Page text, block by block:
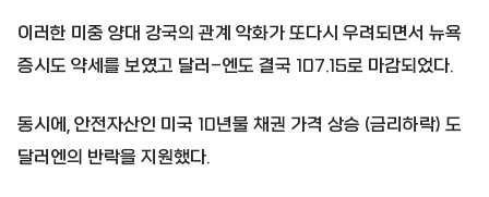
이러한 미중 양대 강국의 관계 악화가 또다시 우려되면서 뉴욕
증시도 약세를 보였고 달러-엔도 결국 107.15로 마감되었다.
동시에, 안전자산인 미국 10년물 채권 가격 상승 (금리하락) 도
달러엔의 반락을 지원했다.